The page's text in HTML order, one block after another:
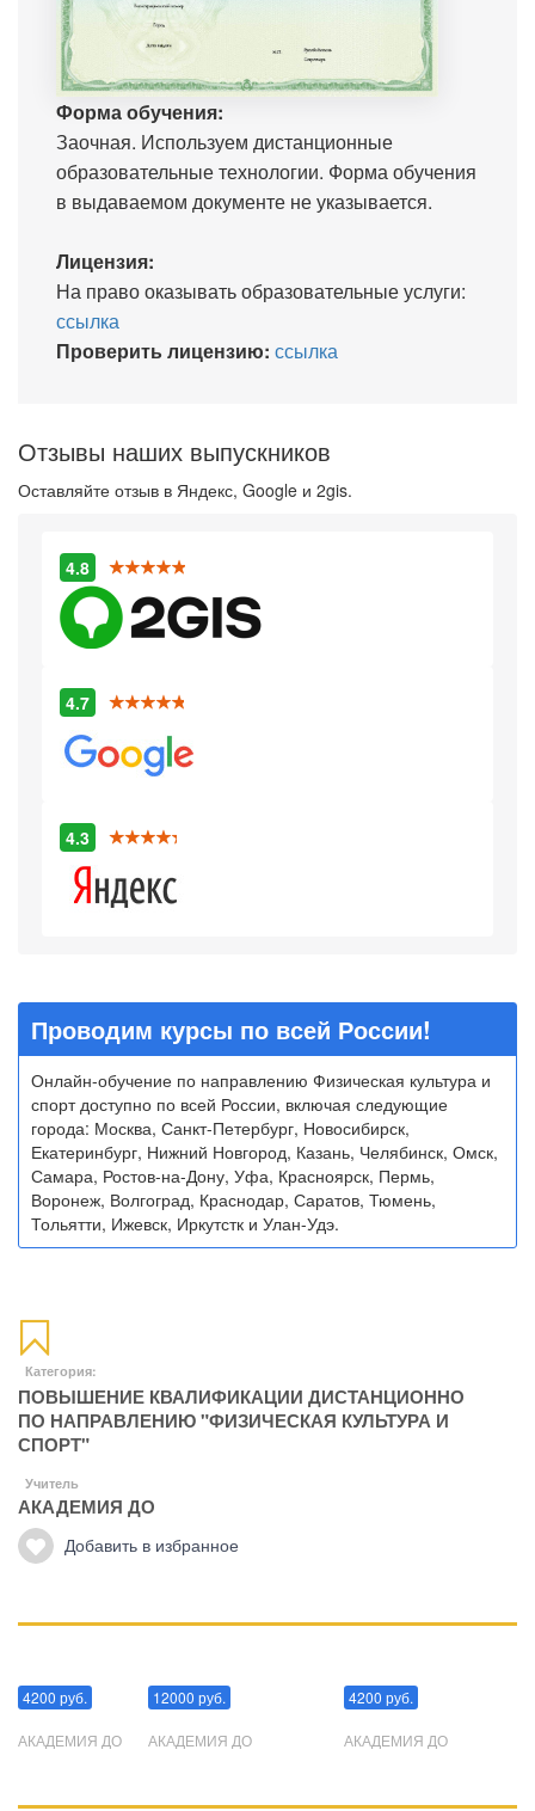
Форма обучения:
Заочная. Используем дистанционные
образовательные технологии. Форма обучения
в выдаваемом документе не указывается.
Лицензия:
На право оказывать образовательные услуги:
ссылка
Проверить лицензию: ссылка
Отзывы наших выпускников
Оставляйте отзыв в Яндекс, Google и 2gis.
4.8
4.7
4.3
Проводим курсы по всей России!
Онлайн-обучение по направлению Физическая культура и
спорт доступно по всей России, включая следующие
города: Москва, Санкт-Петербург, Новосибирск,
Екатеринбург, Нижний Новгород, Казань, Челябинск, Омск,
Самара, Ростов-на-Дону, Уфа, Красноярск, Пермь,
Воронеж, Волгоград, Краснодар, Саратов, Тюмень,
Тольятти, Ижевск, Иркутстк и Улан-Удэ.
Категория:
ПОВЫШЕНИЕ КВАЛИФИКАЦИИ ДИСТАНЦИОННО
ПО НАПРАВЛЕНИЮ "ФИЗИЧЕСКАЯ КУЛЬТУРА И
СПОРТ"
Учитель
АКАДЕМИЯ ДО
Добавить в избранное
4200 руб.
АКАДЕМИЯ ДО
12000 руб.
АКАДЕМИЯ ДО
4200 руб.
АКАДЕМИЯ ДО